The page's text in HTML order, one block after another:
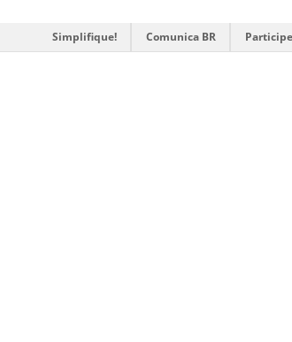
Simplifique! Comunica BR Participe